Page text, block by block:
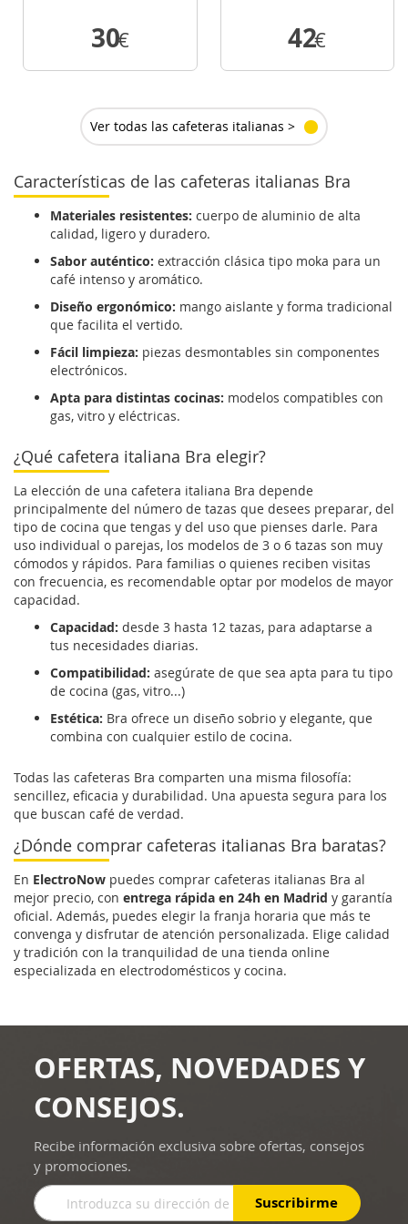
30
€ 42
€
Ver todas las cafeteras italianas >
Características de las cafeteras italianas Bra
Materiales resistentes: cuerpo de aluminio de alta
calidad, ligero y duradero.
Sabor auténtico: extracción clásica tipo moka para un
café intenso y aromático.
Diseño ergonómico: mango aislante y forma tradicional
que facilita el vertido.
Fácil limpieza: piezas desmontables sin componentes
electrónicos.
Apta para distintas cocinas: modelos compatibles con
gas, vitro y eléctricas.
¿Qué cafetera italiana Bra elegir?
La elección de una cafetera italiana Bra depende
principalmente del número de tazas que desees preparar, del
tipo de cocina que tengas y del uso que pienses darle. Para
uso individual o parejas, los modelos de 3 o 6 tazas son muy
cómodos y rápidos. Para familias o quienes reciben visitas
con frecuencia, es recomendable optar por modelos de mayor
capacidad.
Capacidad: desde 3 hasta 12 tazas, para adaptarse a
tus necesidades diarias.
Compatibilidad: asegúrate de que sea apta para tu tipo
de cocina (gas, vitro...)
Estética: Bra ofrece un diseño sobrio y elegante, que
combina con cualquier estilo de cocina.
Todas las cafeteras Bra comparten una misma filosofía:
sencillez, eficacia y durabilidad. Una apuesta segura para los
que buscan café de verdad.
¿Dónde comprar cafeteras italianas Bra baratas?
En ElectroNow puedes comprar cafeteras italianas Bra al
mejor precio, con entrega rápida en 24h en Madrid y garantía
oficial. Además, puedes elegir la franja horaria que más te
convenga y disfrutar de atención personalizada. Elige calidad
y tradición con la tranquilidad de una tienda online
especializada en electrodomésticos y cocina.
OFERTAS, NOVEDADES Y
CONSEJOS.
Recibe información exclusiva sobre ofertas, consejos
y promociones.
Inscríbase
a
Suscribirme